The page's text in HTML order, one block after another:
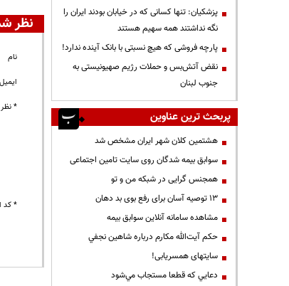
نظر
نام
ایمیل
* نظر
* کد
پزشکیان: تنها کسانی که در خیابان بودند ایران را
نگه نداشتند همه سهیم هستند
پارچه فروشی که هیچ نسبتی با بانک آینده ندارد!
نقض آتش‌بس و حملات رژیم صهیونیستی به
جنوب لبنان
پربحث ترین عناوین
هشتمین کلان شهر ایران مشخص شد
سوابق بیمه شدگان روی سایت تامین اجتماعی
همجنس گرایی در شبکه من و تو
13 توصیه آسان برای رفع بوی بد دهان
مشاهده سامانه آنلاين سوابق بیمه
حكم آيت‌الله مكارم درباره شاهين نجفي
سایتهای همسریابی!
دعايي كه قطعا مستجاب مي‌شود